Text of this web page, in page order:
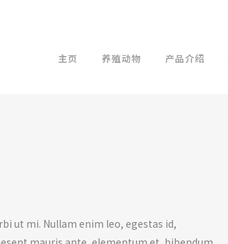
主页 养殖动物 产品介绍
ut mi. Nullam enim leo, egestas id,